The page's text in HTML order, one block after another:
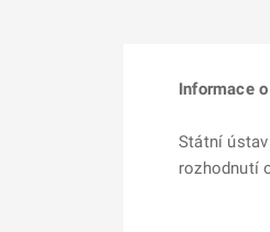
Informace
Státní
rozhodnutí